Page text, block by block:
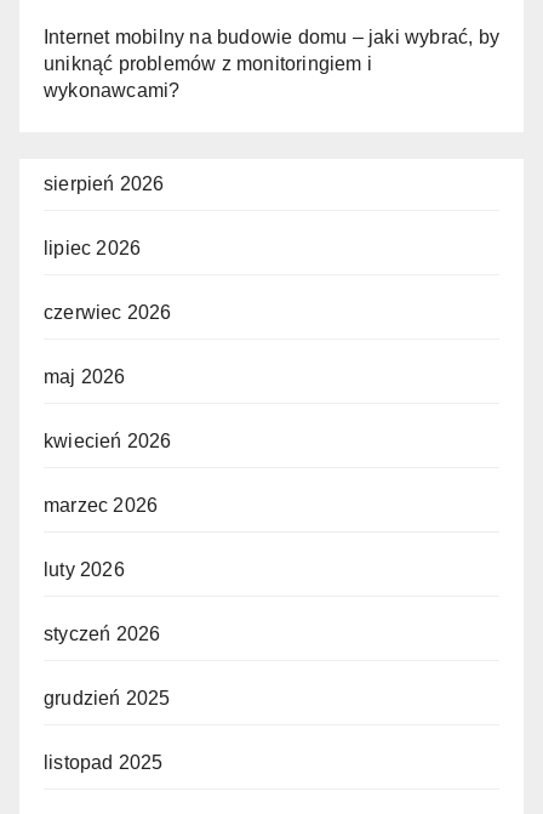
Internet mobilny na budowie domu – jaki wybrać, by
uniknąć problemów z monitoringiem i
wykonawcami?
sierpień 2026
lipiec 2026
czerwiec 2026
maj 2026
kwiecień 2026
marzec 2026
luty 2026
styczeń 2026
grudzień 2025
listopad 2025